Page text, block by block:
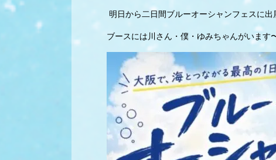
明日から二日間ブルーオーシャンフェスに出
ブースには川さん・僕・ゆみちゃんがいま